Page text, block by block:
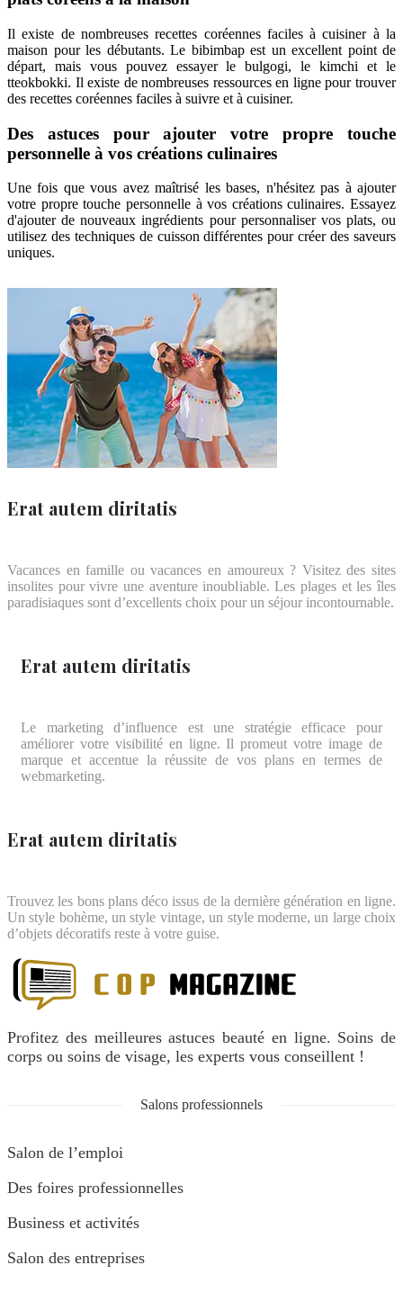
Il existe de nombreuses recettes coréennes faciles à cuisiner à la
maison pour les débutants. Le bibimbap est un excellent point de
départ, mais vous pouvez essayer le bulgogi, le kimchi et le
tteokbokki. Il existe de nombreuses ressources en ligne pour trouver
des recettes coréennes faciles à suivre et à cuisiner.
Des astuces pour ajouter votre propre touche
personnelle à vos créations culinaires
Une fois que vous avez maîtrisé les bases, n'hésitez pas à ajouter
votre propre touche personnelle à vos créations culinaires. Essayez
d'ajouter de nouveaux ingrédients pour personnaliser vos plats, ou
utilisez des techniques de cuisson différentes pour créer des saveurs
uniques.
Erat autem diritatis
Vacances en famille ou vacances en amoureux ? Visitez des sites
insolites pour vivre une aventure inoubliable. Les plages et les îles
paradisiaques sont d’excellents choix pour un séjour incontournable.
Erat autem diritatis
Le marketing d’influence est une stratégie efficace pour
améliorer votre visibilité en ligne. Il promeut votre image de
marque et accentue la réussite de vos plans en termes de
webmarketing.
Erat autem diritatis
Trouvez les bons plans déco issus de la dernière génération en ligne.
Un style bohème, un style vintage, un style moderne, un large choix
d’objets décoratifs reste à votre guise.
Profitez des meilleures astuces beauté en ligne. Soins de
corps ou soins de visage, les experts vous conseillent !
Salons professionnels
Salon de l’emploi
Des foires professionnelles
Business et activités
Salon des entreprises